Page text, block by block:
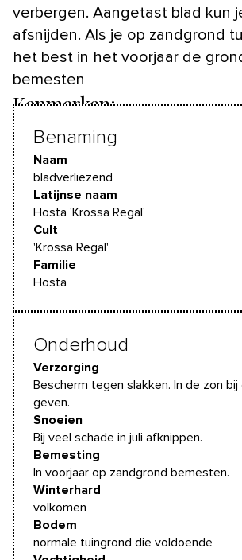
verbergen. Aangetast blad kun
afsnijden. Als je op zandgrond
het best in het voorjaar de
bemesten
Kenmerken:
Benaming
Naam
bladverliezend
Latijnse naam
Hosta 'Krossa Regal'
Cult
'Krossa Regal'
Familie
Hosta
Onderhoud
Verzorging
Bescherm tegen slakken. In de zon
geven.
Snoeien
Bij veel schade in juli afknippen.
Bemesting
In voorjaar op zandgrond bemesten.
Winterhard
volkomen
Bodem
normale tuingrond die voldoende